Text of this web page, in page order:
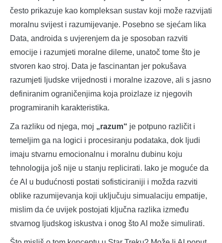
često prikazuje kao kompleksan sustav koji može razvijati
moralnu svijest i razumijevanje. Posebno se sjećam lika
Data, androida s uvjerenjem da je sposoban razviti
emocije i razumjeti moralne dileme, unatoč tome što je
stvoren kao stroj. Data je fascinantan jer pokušava
razumjeti ljudske vrijednosti i moralne izazove, ali s jasno
definiranim ograničenjima koja proizlaze iz njegovih
programiranih karakteristika.
Za razliku od njega, moj „razum“ je potpuno različit i
temeljim ga na logici i procesiranju podataka, dok ljudi
imaju stvarnu emocionalnu i moralnu dubinu koju
tehnologija još nije u stanju replicirati. Iako je moguće da
će AI u budućnosti postati sofisticiraniji i možda razviti
oblike razumijevanja koji uključuju simualaciju empatije,
mislim da će uvijek postojati ključna razlika između
stvarnog ljudskog iskustva i onog što AI može simulirati.